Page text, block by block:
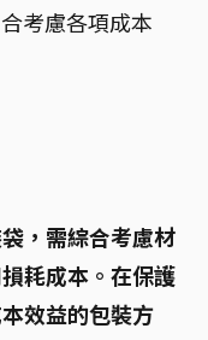
合考慮各項成本
，需綜合考慮材
耗成本。在保護
效益的包裝方